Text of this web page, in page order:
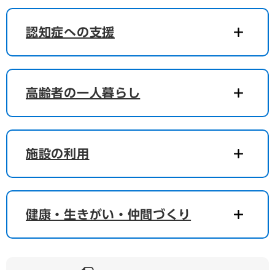
認知症への支援
高齢者の一人暮らし
施設の利用
健康・生きがい・仲間づくり